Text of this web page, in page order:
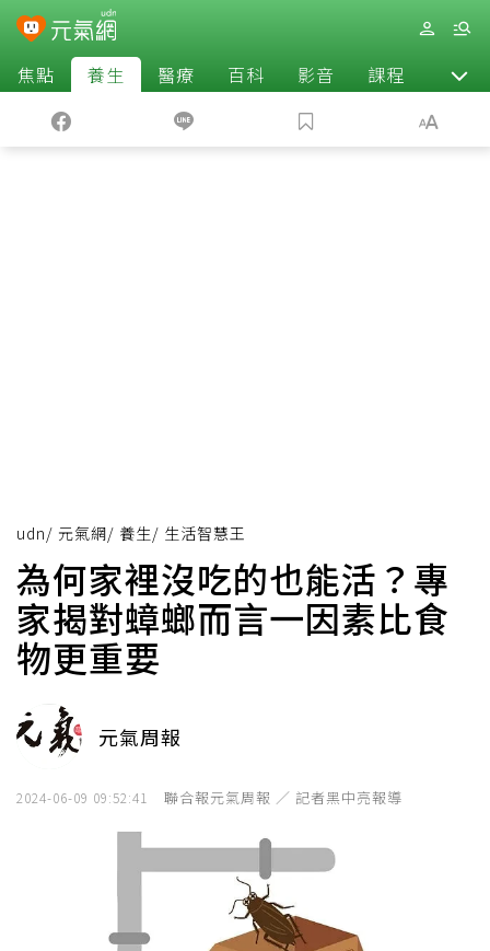
焦點 養生 醫療 百科 影音 課程 退休
udn/ 元氣網/ 養生/ 生活智慧王
為何家裡沒吃的也能活？專
家揭對蟑螂而言一因素比食
物更重要
元氣周報
2024-06-09 09:52:41 聯合報元氣周報 ／ 記者黑中亮報導